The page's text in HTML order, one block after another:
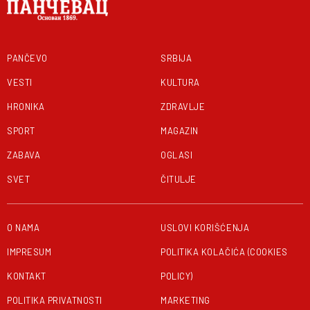
PANČEVO
VESTI
HRONIKA
SPORT
ZABAVA
SVET
SRBIJA
KULTURA
ZDRAVLJE
MAGAZIN
OGLASI
ČITULJE
O NAMA
IMPRESUM
KONTAKT
POLITIKA PRIVATNOSTI
USLOVI KORIŠĆENJA
POLITIKA KOLAČIĆA (COOKIES
POLICY)
MARKETING